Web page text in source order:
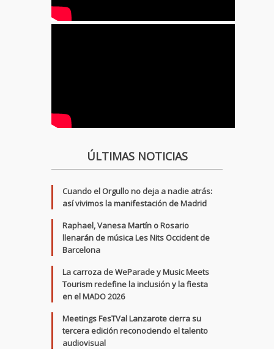
ÚLTIMAS NOTICIAS
Cuando el Orgullo no deja a nadie atrás:
así vivimos la manifestación de Madrid
Raphael, Vanesa Martín o Rosario
llenarán de música Les Nits Occident de
Barcelona
La carroza de WeParade y Music Meets
Tourism redefine la inclusión y la fiesta
en el MADO 2026
Meetings FesTVal Lanzarote cierra su
tercera edición reconociendo el talento
audiovisual